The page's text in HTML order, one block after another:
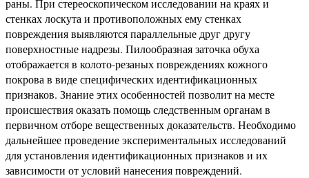
раны. При стереоскопическом исследовании на краях и
стенках лоскута и противоположных ему стенках
повреждения выявляются параллельные друг другу
поверхностные надрезы. Пилообразная заточка обуха
отображается в колото-резаных повреждениях кожного
покрова в виде специфических идентификационных
признаков. Знание этих особенностей позволит на месте
происшествия оказать помощь следственным органам в
первичном отборе вещественных доказательств. Необходимо
дальнейшее проведение экспериментальных исследований
для установления идентификационных признаков и их
зависимости от условий нанесения повреждений.